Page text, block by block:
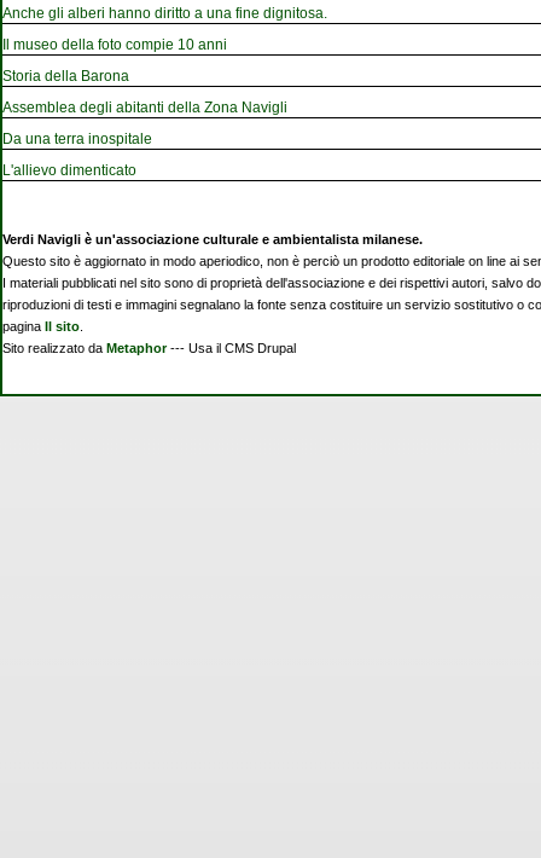
Anche gli alberi hanno diritto a una fine dignitosa.
Il museo della foto compie 10 anni
Storia della Barona
Assemblea degli abitanti della Zona Navigli
Da una terra inospitale
L'allievo dimenticato
Verdi Navigli è un'associazione culturale e ambientalista milanese.
Questo sito è aggiornato in modo aperiodico, non è perciò un prodotto editoriale on line ai
I materiali pubblicati nel sito sono di proprietà dell'associazione e dei rispettivi autori,
riproduzioni di testi e immagini segnalano la fonte senza costituire un servizio sostitutivo o
pagina
Il sito.
Sito realizzato da Metaphor--- Usa il CMS Drupal